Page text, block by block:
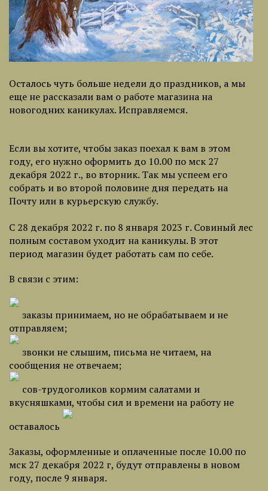
Осталось чуть больше недели до праздников, а мы
еще не рассказали вам о работе магазина на
новогодних каникулах. Исправляемся.
Если вы хотите, чтобы заказ поехал к вам в этом
году, его нужно оформить до 10.00 по мск 27
декабря 2022 г., во вторник. Так мы успеем его
собрать и во второй половине дня передать на
Почту или в курьерскую службу.
С 28 декабря 2022 г. по 8 января 2023 г. Совиный лес
полным составом уходит на каникулы. В этот
период магазин будет работать сам по себе.
В связи с этим:
заказы принимаем, но не обрабатываем и не
отправляем;
звонки не слышим, письма не читаем, на
сообщения не отвечаем;
сов-трудоголиков кормим салатами и
вкусняшками, чтобы сил и времени на работу не
оставалось
Заказы, оформленные и оплаченные после 10.00 по
мск 27 декабря 2022 г, будут отправлены в новом
году, после 9 января.